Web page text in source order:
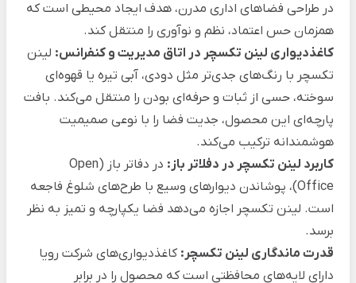
در طراحی فضاهای اداری مدرن، هدف ایجاد محیطی است که
همزمان حس اعتماد، نظم و نوآوری را منتقل کند.
کاغذدیواری لینن تکسچر در اتاق مدیریت و کنفرانس: لینن
تکسچر با رنگ‌های جدی‌تر مثل دودی، آبی تیره یا قهوه‌ای
سوخته، حسی از ثبات و حرفه‌ای بودن را منتقل می‌کند. بافت
پارچه‌ای این محصول، جدیت فضا را با نوعی صمیمیت
هوشمندانه ترکیب می‌کند.
کاربرد لینن تکسچر در دفلاتر باز:
در دفاتر باز (Open
Office)، پوشاندن دیوارهای وسیع با طرح‌های شلوغ فاجعه
است. لینن تکسچر اجازه می‌دهد فضا یکپارچه و تمیز به نظر
برسد.
قدرت ماندگاری لینن تکسچر: کاغذدیواری‌های شرکت رویا
دارای لایه‌های محافظتی است که محصول را در برابر